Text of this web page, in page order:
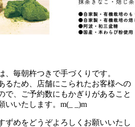
、毎朝杵つきで手づくりです。
るため、店舗にこられたお客様への
で、ご予約数にもかぎりがあること
いいたします。m(_ _)m
ずめをどうぞよろしくお願いいたし